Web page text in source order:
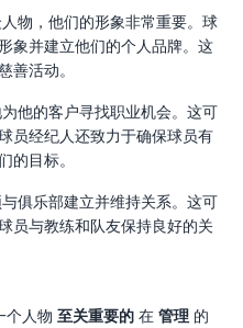
物，他们的形象非常重要。球
象并建立他们的个人品牌。这
善活动。
他的客户寻找职业机会。这可
员经纪人还致力于确保球员有
的目标。
俱乐部建立并维持关系。这可
员与教练和队友保持良好的关
个人物 至关重要的 在 管理 的